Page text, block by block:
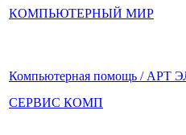
КОМПЬЮТЕРНЫЙ МИР
Компьютерная помощь /
СЕРВИС КОМП